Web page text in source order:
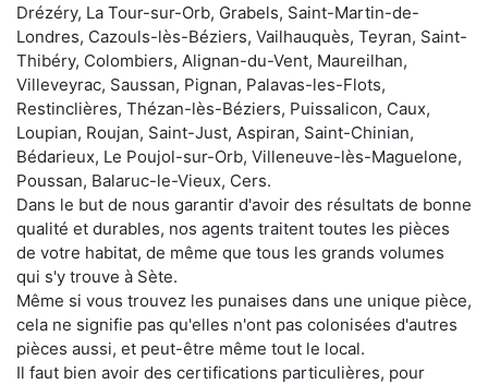
Drézéry, La Tour-sur-Orb, Grabels, Saint-Martin-de-
Londres, Cazouls-lès-Béziers, Vailhauquès, Teyran, Saint-
Thibéry, Colombiers, Alignan-du-Vent, Maureilhan,
Villeveyrac, Saussan, Pignan, Palavas-les-Flots,
Restinclières, Thézan-lès-Béziers, Puissalicon, Caux,
Loupian, Roujan, Saint-Just, Aspiran, Saint-Chinian,
Bédarieux, Le Poujol-sur-Orb, Villeneuve-lès-Maguelone,
Poussan, Balaruc-le-Vieux, Cers.
Dans le but de nous garantir d'avoir des résultats de bonne
qualité et durables, nos agents traitent toutes les pièces
de votre habitat, de même que tous les grands volumes
qui s'y trouve à Sète.
Même si vous trouvez les punaises dans une unique pièce,
cela ne signifie pas qu'elles n'ont pas colonisées d'autres
pièces aussi, et peut-être même tout le local.
Il faut bien avoir des certifications particulières, pour